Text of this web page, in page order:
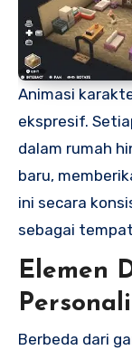
Animasi
ekspresif.
dalam rumah
baru,
ini secara
sebagai
Elemen
Berbeda dari